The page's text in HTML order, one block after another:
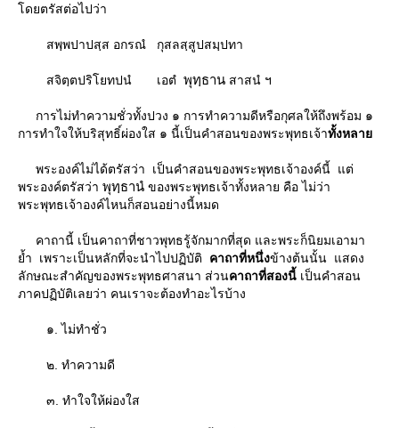
ดยตรัสต่อไปว่า
สพฺพปาปสฺส อกรณํ กุสลสฺสูปสมฺปทา
สจิตฺตปริโยทปนํ เอตํ พุทฺธาน สาสนํ ฯ
การไม่ทำความชั่วทั้งปวง ๑ การทำความดีหรือกุศลให้ถึงพร้อม ๑
การทําใจให้บริสุทธิ์ผ่องใส ๑ นี้เป็นคําสอนของพระพุทธเจ้าทั้งหลา
พระองค์ไม่ได้ตรัสว่า เป็นคําสอนของพระพุทธเจ้าองค์นี้ แต่
พระองค์ตรัสว่า พุทฺธานํ ของพระพุทธเจ้าทั้งหลาย คือ ไม่ว่า
พระพุทธเจ้าองค์ไหนก็สอนอย่างนี้หมด
คาถานี้ เป็นคาถาที่ชาวพุทธรู้จักมากที่สุด และพระก็นิยมเอามา
้ำ เพราะเป็นหลักที่จะนําไปปฏิบัติ คาถาที่หนึ่งข้างต้นนั้น แสดง
ลักษณะสําคัญของพระพุทธศาสนา ส่วนคาถาที่สองนี้ เป็นคําสอน
ภาคปฏิบัติเลยว่า คนเราจะต้องทําอะไรบ้าง
๑. ไม่ทําชั่ว
๒. ทําความดี
๓. ทําใจให้ผ่องใส